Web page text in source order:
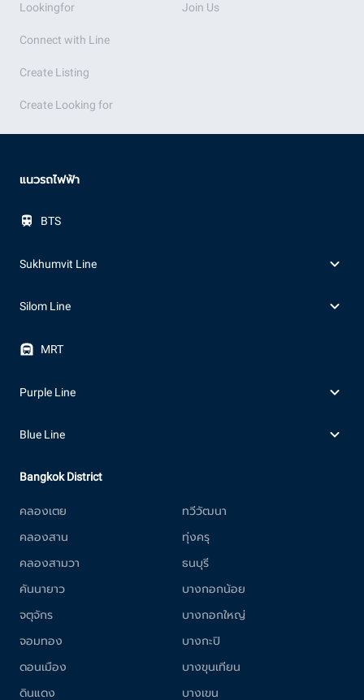
Lookingfor
Connect with Line
Create Listing
Create Looking for
Join Us
แนวรถไฟฟ้า
BTS
Sukhumvit Line
Silom Line
MRT
Purple Line
Blue Line
Bangkok District
คลองเตย
คลองสาน
คลองสามวา
คันนายาว
จตุจักร
จอมทอง
ดอนเมือง
ดินแดง
ทวีวัฒนา
ทุ่งครุ
ธนบุรี
บางกอกน้อย
บางกอกใหญ่
บางกะปิ
บางขุนเทียน
บางเขน